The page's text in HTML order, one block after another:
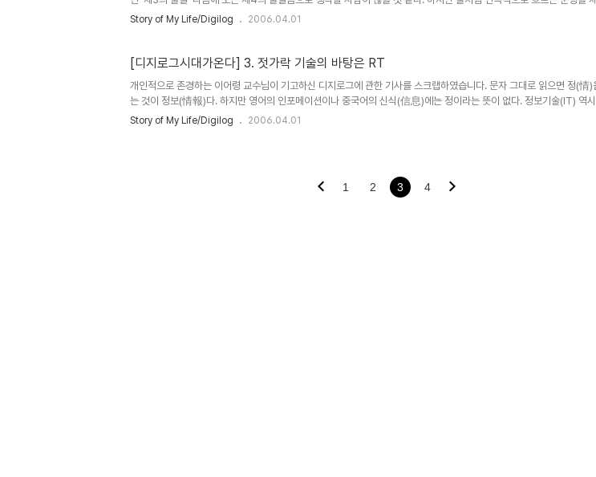
제2니 하는 순서로 분절하는 방법 자체가 이미 구시대적인 디지털적 발상이다. 앞으로 우리가 맞게 될 디지로그 시대란
공주의 모습을 보게 된다. 그 순간 천리마를 자랑하던 왕자는 천리 밖 공주의 성으로 단숨에 ..
Story of My Life/Digilog 2006.04.01
[디지로그시대가온다] 3. 젓가락 기술의 바탕은 RT
개인적으로 존경하는 이어령 교수님이 기고하신 디지로그에 관한 기사를 스크랩하였습니다. 문자 그대로 읽으면 정(情)
는 것이 정보(情報)다. 하지만 영어의 인포메이션이나 중국어의 신식(信息)에는 정이라는 뜻이 없다. 정보기술(IT) 역
먼 전쟁의 산물이었다. 최초의 컴퓨터 애니악은 탄도(彈道) 계산을 하려고 미군 발주로 만든 것이고, 초기의 인터넷 아파
Story of My Life/Digilog 2006.04.01
1 2 3 4